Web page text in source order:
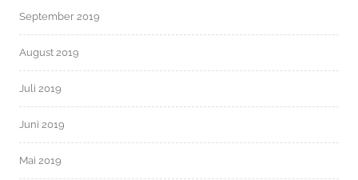
September 2019
August 2019
Juli 2019
Juni 2019
Mai 2019